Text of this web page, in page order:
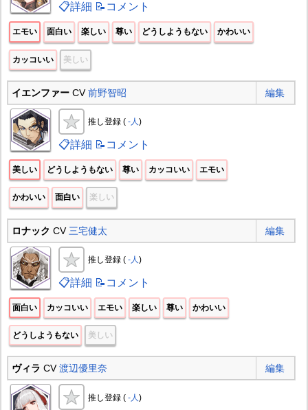
📋詳細 📝コメント
エモい 面白い 楽しい 尊い どうしようもない かわいい
カッコいい 美しい
イエンファーCV前野智昭 編集
推し登録 ( -人)
📋詳細 📝コメント
美しい どうしようもない 尊い カッコいい エモい
かわいい 面白い 楽しい
ロナック CV 三宅健太 編集
推し登録 ( -人)
📋詳細 📝コメント
面白い カッコいい エモい 楽しい 尊い かわいい
どうしようもない 美しい
ヴィラ CV渡辺優里奈 編集
推し登録 ( -人 )